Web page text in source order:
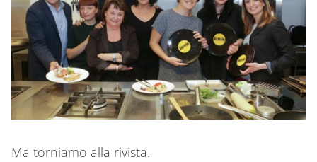
Ma torniamo alla rivista.